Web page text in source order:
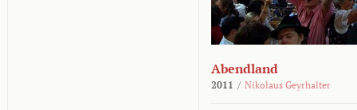
Abendland
2011 / Nikolaus Geyrhalter